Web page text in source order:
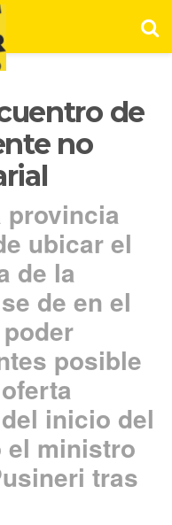
de
no
provincia
ubicar el
de la
de en el
posible
inicio del
ministro
tras